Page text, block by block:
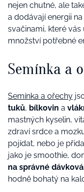
nejen chutné, ale
a dodávají energii
svačinami, které
množství potřebné
Semínka a
Semínka a ořechy
tuků, bílkovin a
mastných kyselin,
zdraví srdce a
pojídat, nebo je
jako je smoothie,
na správné
hodně bohatý na